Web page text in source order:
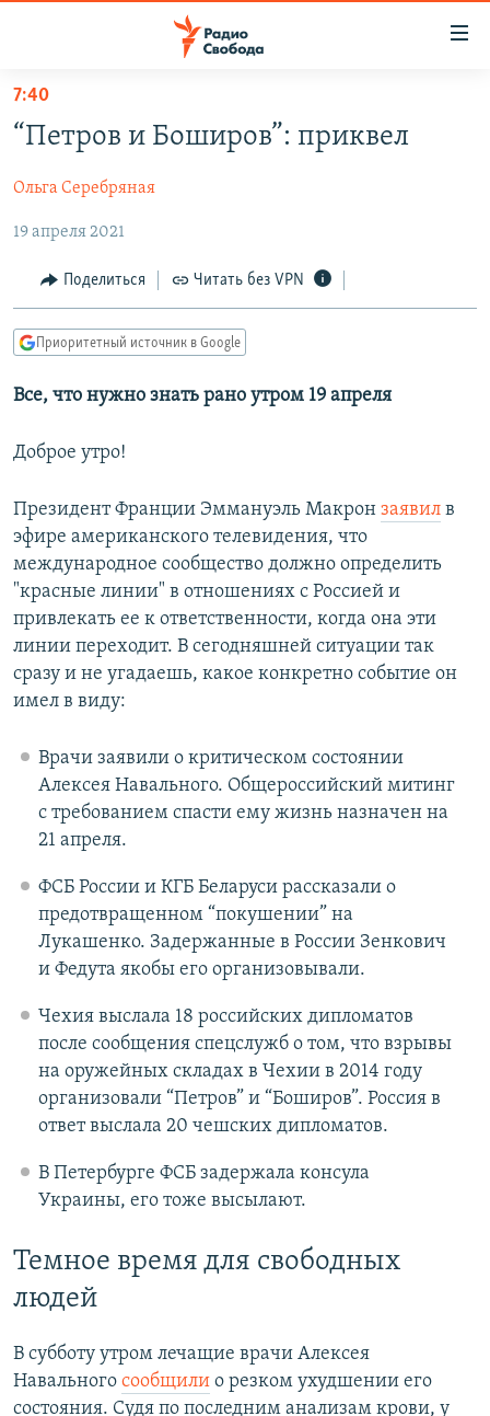
упрощенного
доступа
содержанию
Вернутся
главной
навигации
ПРОГРАММЫ
ПОДКАСТЫ
АВТОРСКИЕ ПРОЕКТЫ
ЦИТАТЫ СВОБОДЫ
МНЕНИЯ
КУЛЬТУРА
IDEL.РЕАЛИИ
КАВКАЗ.РЕАЛИИ
РАСПИСАНИЕ ВЕЩАНИЯ
ПОДПИШИТЕСЬ НА РАССЫЛКУ
Все сайты РСЕ/РС
7:40
“Петров и Боширов”: приквел
Ольга Серебряная
19 апреля 2021
Поделиться Читать без VPN
Приоритетный источник в Google
Все, что нужно знать рано утром 19 апреля
Доброе утро!
Президент Франции Эммануэль Макрон заявил в
эфире американского телевидения, что
международное сообщество должно определить
"красные линии" в отношениях с Россией и
привлекать ее к ответственности, когда она эти
линии переходит. В сегодняшней ситуации так
сразу и не угадаешь, какое конкретно событие он
имел в виду:
Врачи заявили о критическом состоянии
Алексея Навального. Общероссийский митинг
с требованием спасти ему жизнь назначен на
21 апреля.
ФСБ России и КГБ Беларуси рассказали о
предотвращенном “покушении” на
Лукашенко. Задержанные в России Зенкович
и Федута якобы его организовывали.
Чехия выслала 18 российских дипломатов
после сообщения спецслужб о том, что взрывы
на оружейных складах в Чехии в 2014 году
организовали “Петров” и “Боширов”. Россия в
ответ выслала 20 чешских дипломатов.
В Петербурге ФСБ задержала консула
Украины, его тоже высылают.
Темное время для свободных
людей
В субботу утром лечащие врачи Алексея
Навального сообщили о резком ухудшении его
состояния. Судя по последним анализам крови, у